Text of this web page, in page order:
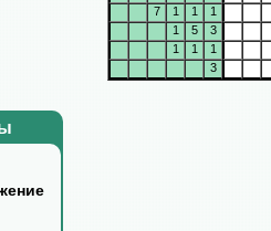
7
1 1
1
1
5
3
1
1
1
3